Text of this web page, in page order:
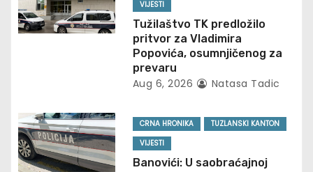
v
a
t
VIJESTI
Tužilaštvo TK predložilo
pritvor za Vladimira
Popovića, osumnjičenog za
prevaru
Aug 6, 2026 Natasa Tadic
CRNA HRONIKA
TUZLANSKI KANTON
VIJESTI
Banovići: U saobraćajnoj